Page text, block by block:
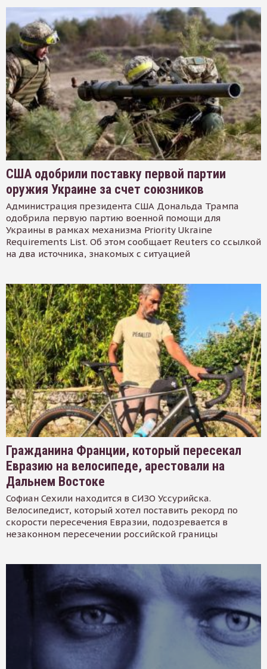
США одобрили поставку первой партии
оружия Украине за счет союзников
Администрация президента США Дональда Трампа
одобрила первую партию военной помощи для
Украины в рамках механизма Priority Ukraine
Requirements List. Об этом сообщает Reuters со ссылкой
на два источника, знакомых с ситуацией
Гражданина Франции, который пересекал
Евразию на велосипеде, арестовали на
Дальнем Востоке
Софиан Сехили находится в СИЗО Уссурийска.
Велосипедист, который хотел поставить рекорд по
скорости пересечения Евразии, подозревается в
незаконном пересечении российской границы